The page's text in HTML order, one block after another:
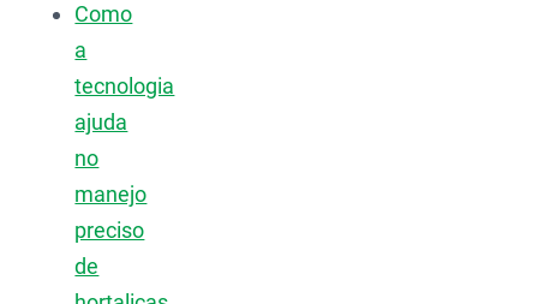
Como
a
tecnologia
ajuda
no
manejo
preciso
de